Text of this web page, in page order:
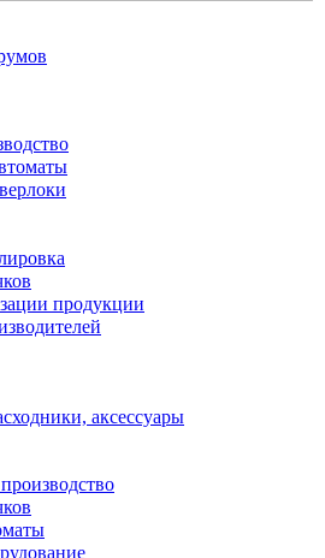
продукции
аксессуары